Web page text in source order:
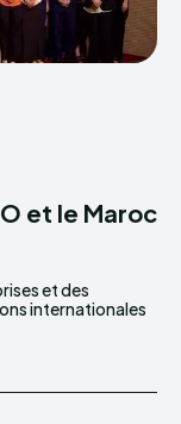
et le Maroc